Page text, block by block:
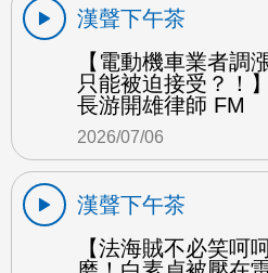
漢聲下午茶
【電動機車業者調
只能被迫接受？！
長游開雄律師 FM
2026/07/06
漢聲下午茶
【法海賊不必笑呵